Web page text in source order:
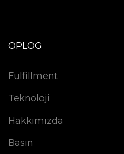
OPLOG
Fulfillment
Teknoloji
Hakkımızda
Basın